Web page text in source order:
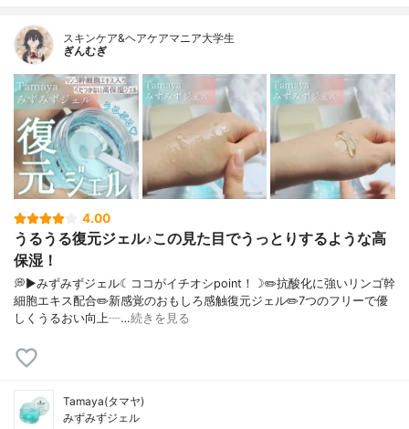
スキンケア&ヘアケアマニア大学生
ぎんむぎ
4.00
うるうる復元ジェル♪この見た目でうっとりするような高
保湿！
💭▶️みずみずジェル☾ココがイチオシpoint！☽✏️抗酸化に強いリンゴ幹
細胞エキス配合✏️新感覚のおもしろ感触復元ジェル✏️7つのフリーで優
しくうるおい向上┈…続きを見る
Tamaya(タマヤ)
みずみずジェル